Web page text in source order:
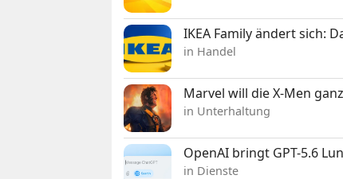
IKEA Family ändert sich:
in Handel
Marvel will die X-Men
in Unterhaltung
OpenAI bringt GPT-5.6
in Dienste